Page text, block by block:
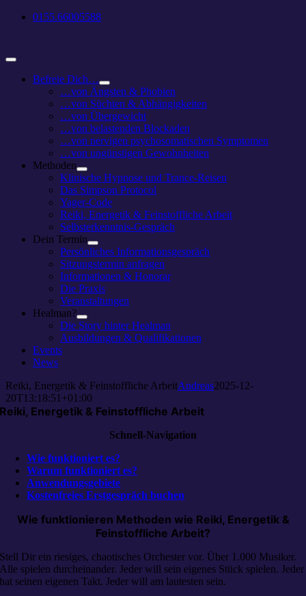
Zum
0155.66005588
Toggle
NavigationBefreie Dich…
…von Ängsten & Phobien
…von Süchten & Abhängigkeiten
…von Übergewicht
…von belastenden Blockaden
…von nervigen psychosomatischen Symptomen
…von ungünstigen Gewohnheiten
Methoden
Klinische Hypnose und Trance-Reisen
Das Simpson Protocol
Yager-Code
Reiki, Energetik & Feinstoffliche Arbeit
Selbsterkenntnis-Gespräch
Dein Termin
Persönliches Informationsgespräch
Sitzungstermin anfragen
Informationen & Honorar
Die Praxis
Veranstaltungen
Healman?
Die Story hinter Healman
Ausbildungen & Qualifikationen
Events
News
Reiki, Energetik & Feinstoffliche ArbeitAndreas2025-12-
20T13:18:51+01:00
Reiki, Energetik & Feinstoffliche Arbeit
Schnell-Navigation
Wie funktioniert es?
Warum funktioniert es?
Anwendungsgebiete
Kostenfreies Erstgespräch buchen
Wie funktionieren Methoden wie Reiki, Energetik &
Feinstoffliche Arbeit?
Stell Dir ein riesiges, chaotisches Orchester vor. Über 1.000 Musiker.
Alle spielen durcheinander. Jeder will sein eigenes Stück spielen. Jeder
hat seinen eigenen Takt. Jeder will am lautesten sein.